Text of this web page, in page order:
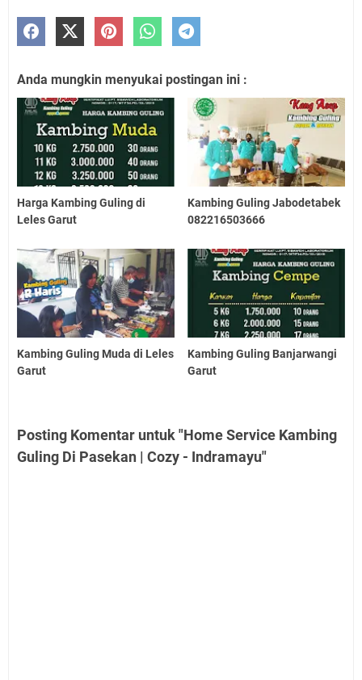
Anda mungkin menyukai postingan ini :
Harga Kambing Guling di
Leles Garut
Kambing Guling Jabodetabek
082216503666
Kambing Guling Muda di Leles
Garut
Kambing Guling Banjarwangi
Garut
Posting Komentar untuk "Home Service Kambing
Guling Di Pasekan | Cozy - Indramayu"